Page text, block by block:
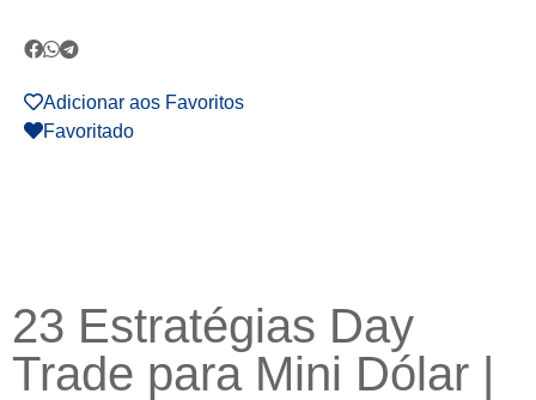
Adicionar aos Favoritos
Favoritado
23 Estratégias Day
Trade para Mini Dólar |